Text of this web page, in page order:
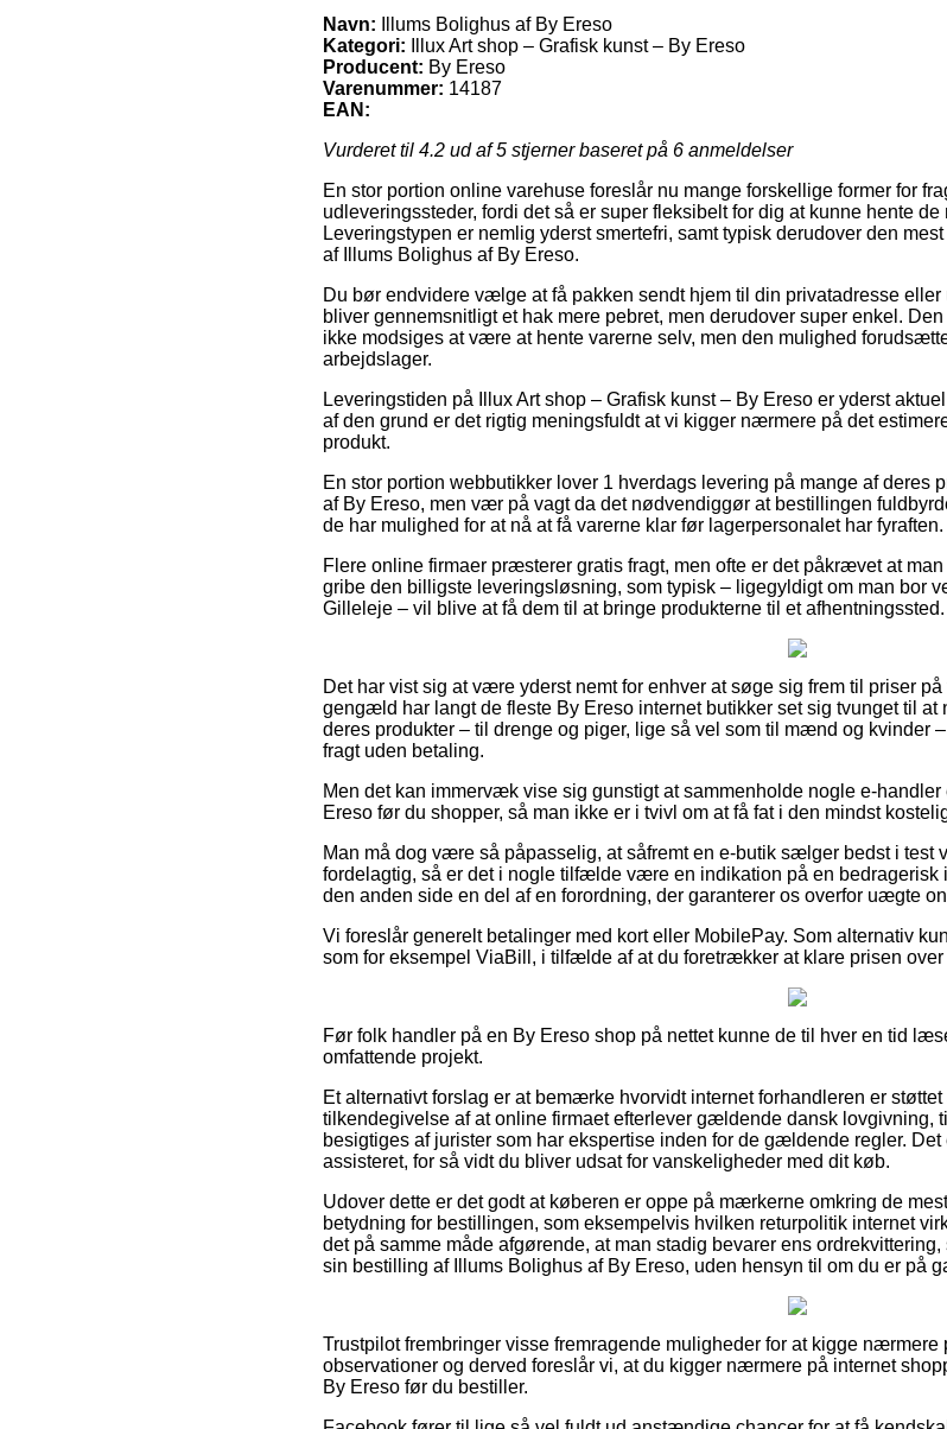
Navn: Illums Bolighus af By Ereso
Kategori: Illux Art shop – Grafisk kunst – By Ereso
Producent: By Ereso
Varenummer: 14187
EAN:
Vurderet til 4.2 ud af 5 stjerner baseret på 6 anmeldelser
En stor portion online varehuse foreslår nu mange forskellige former for
udleveringssteder, fordi det så er super fleksibelt for dig at kunne hente
Leveringstypen er nemlig yderst smertefri, samt typisk derudover den
af Illums Bolighus af By Ereso.
Du bør endvidere vælge at få pakken sendt hjem til din privatadresse
bliver gennemsnitligt et hak mere pebret, men derudover super enkel.
ikke modsiges at være at hente varerne selv, men den mulighed
arbejdslager.
Leveringstiden på Illux Art shop – Grafisk kunst – By Ereso er yderst
af den grund er det rigtig meningsfuldt at vi kigger nærmere på det
produkt.
En stor portion webbutikker lover 1 hverdags levering på mange af deres
af By Ereso, men vær på vagt da det nødvendiggør at bestillingen
de har mulighed for at nå at få varerne klar før lagerpersonalet har fyraften.
Flere online firmaer præsterer gratis fragt, men ofte er det påkrævet at
gribe den billigste leveringsløsning, som typisk – ligegyldigt om man bor
Gilleleje – vil blive at få dem til at bringe produkterne til et afhentningssted.
Det har vist sig at være yderst nemt for enhver at søge sig frem til priser
gengæld har langt de fleste By Ereso internet butikker set sig tvunget til
deres produkter – til drenge og piger, lige så vel som til mænd og kvinder
fragt uden betaling.
Men det kan immervæk vise sig gunstigt at sammenholde nogle e-
Ereso før du shopper, så man ikke er i tvivl om at få fat i den mindst
Man må dog være så påpasselig, at såfremt en e-butik sælger bedst i test
fordelagtig, så er det i nogle tilfælde være en indikation på en bedragerisk
den anden side en del af en forordning, der garanterer os overfor uægte
Vi foreslår generelt betalinger med kort eller MobilePay. Som alternativ
som for eksempel ViaBill, i tilfælde af at du foretrækker at klare prisen over
Før folk handler på en By Ereso shop på nettet kunne de til hver en tid
omfattende projekt.
Et alternativt forslag er at bemærke hvorvidt internet forhandleren er
tilkendegivelse af at online firmaet efterlever gældende dansk lovgivning,
besigtiges af jurister som har ekspertise inden for de gældende regler.
assisteret, for så vidt du bliver udsat for vanskeligheder med dit køb.
Udover dette er det godt at køberen er oppe på mærkerne omkring de
betydning for bestillingen, som eksempelvis hvilken returpolitik internet
det på samme måde afgørende, at man stadig bevarer ens
sin bestilling af Illums Bolighus af By Ereso, uden hensyn til om du er på
Trustpilot frembringer visse fremragende muligheder for at kigge
observationer og derved foreslår vi, at du kigger nærmere på internet
By Ereso før du bestiller.